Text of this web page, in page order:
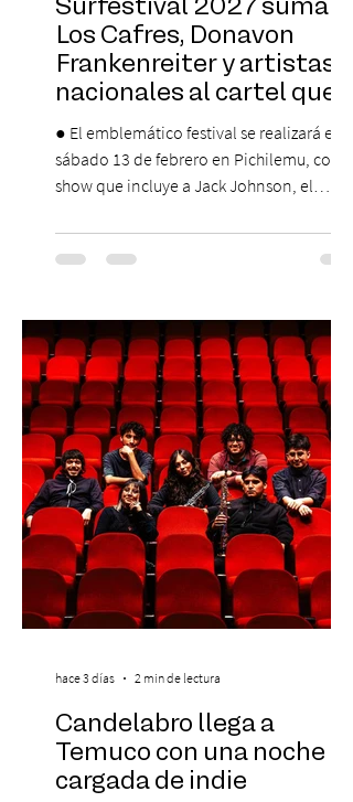
Surfestival 2027 suma a
Los Cafres, Donavon
Frankenreiter y artistas
nacionales al cartel que
encabeza Jack Johnson
● El emblemático festival se realizará el
sábado 13 de febrero en Pichilemu, con un
show que incluye a Jack Johnson, el
El lunes 10 de agosto comienza la
Preventa Exclusiva Santander con 30%
stock). Posterior a esta preventa exclusiva
se da inicio a la segunda etapa con una
preventa con 20% descuento para los
clientes del mismo banco y 20% para las
personas que se pre inscribieron y el miérc
Candelabro llega a
Temuco con una noche
cargada de indie
hace 3 días 2 min de lectura